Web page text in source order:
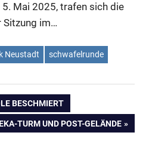
Mai 2025, trafen sich die
Sitzung im…
Neustadt schwafelrunde
BESCHMIERT
TURM UND POST-GELÄNDE